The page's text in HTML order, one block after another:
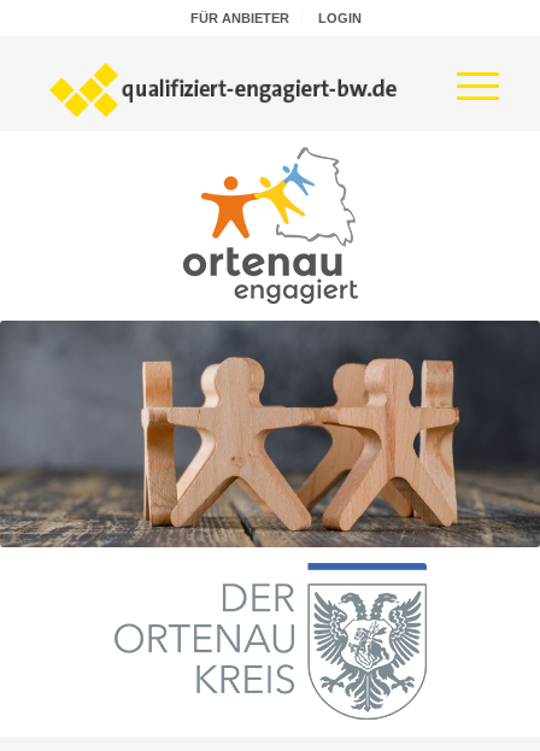
FÜR ANBIETER LOGIN